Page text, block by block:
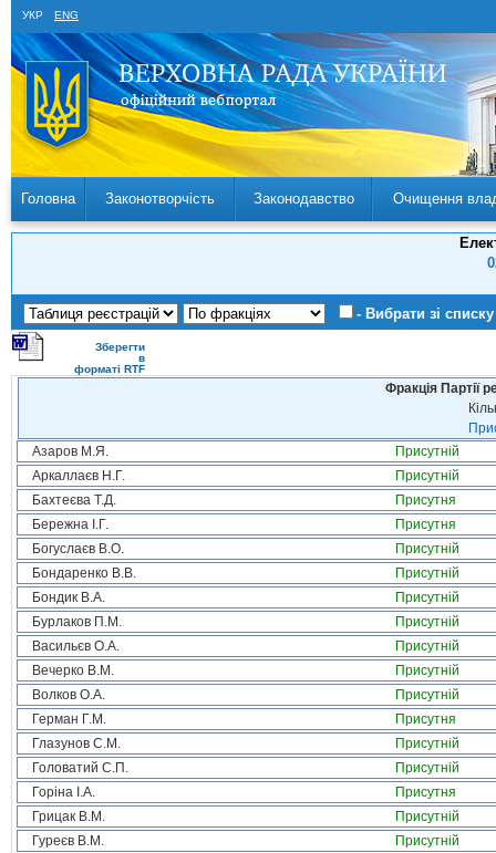
УКР ENG
Головна Законотворчість Законодавство Очищення
- Вибрати зі списку
Зберегти
в
форматі RTF
Фракція Партії
Азаров М.Я.
Присутній
Аркаллаєв Н.Г.
Присутній
Бахтеєва Т.Д.
Присутня
Бережна І.Г.
Присутня
Богуслаєв В.О.
Присутній
Бондаренко В.В.
Присутній
Бондик В.А.
Присутній
Бурлаков П.М.
Присутній
Васильєв О.А.
Присутній
Вечерко В.М.
Присутній
Волков О.А.
Присутній
Герман Г.М.
Присутня
Глазунов С.М.
Присутній
Головатий С.П.
Присутній
Горіна І.А.
Присутня
Грицак В.М.
Присутній
Гуреєв В.М.
Присутній